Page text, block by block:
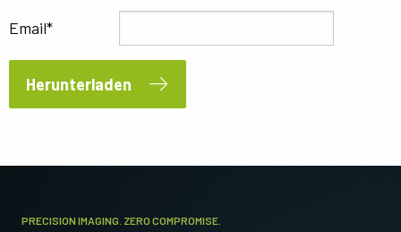
Email
Herunterladen
PRECISION IMAGING. ZERO COMPROMISE.